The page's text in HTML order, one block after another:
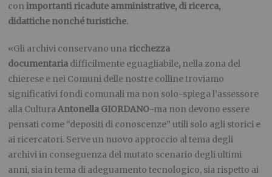
conimportanti ricadute amministrative, di ricerca,
didattiche nonché turistiche.
«Gli archivi conservano una ricchezza
documentaria difficilmente eguagliabile, nella zona del
chierese e nei Comuni delle nostre colline troviamo
significativi fondi comunali ma non solo-spiega l’assessore
alla CulturaAntonella GIORDANO-ma non devono essere
pensati come “depositi di conoscenze” utili solo agli storici e
ai ricercatori. Serve un nuovo approccio al tema degli
archivi in conseguenza del mutato scenario degli ultimi
anni, sia in tema di adeguamento tecnologico, sia rispetto ai